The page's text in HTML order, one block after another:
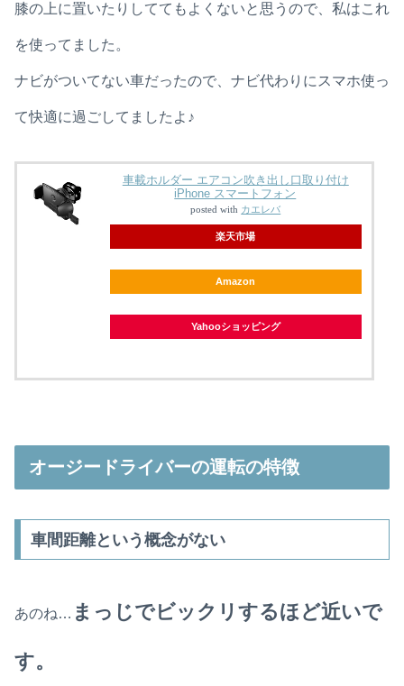
膝の上に置いたりしててもよくないと思うので、私はこれ
を使ってました。
ナビがついてない車だったので、ナビ代わりにスマホ使っ
て快適に過ごしてましたよ♪
車載ホルダー エアコン吹き出し口取り付け
iPhone スマートフォン
posted with カエレバ
楽天市場
Amazon
Yahooショッピング
オージードライバーの運転の特徴
車間距離という概念がない
あのね… まっじでビックリするほど近いで
す。